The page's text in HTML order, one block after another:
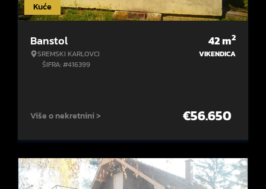
Kuće
Banstol
SREMSKI KARLOVCI
ŠIFRA: #416399
42m2
VIKENDICA
Više o nekretnini > €56.650